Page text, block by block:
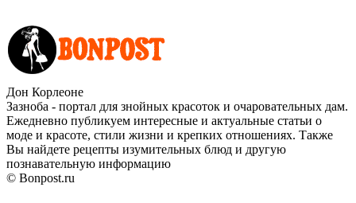
Дон Корлеоне
Зазноба - портал для знойных красоток и очаровательных дам.
Ежедневно публикуем интересные и актуальные статьи о
моде и красоте, стили жизни и крепких отношениях. Также
Вы найдете рецепты изумительных блюд и другую
познавательную информацию
© Bonpost.ru